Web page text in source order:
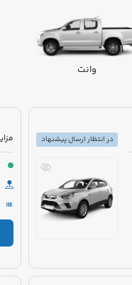
وانت
در انتظار ارسال پیشنهاد